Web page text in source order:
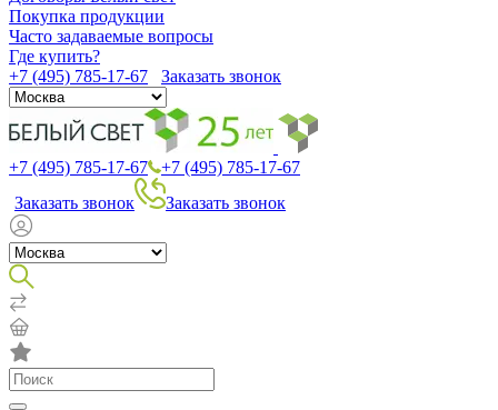
Покупка продукции
Часто задаваемые вопросы
Где купить?
+7 (495) 785-17-67
Заказать звонок
+7 (495) 785-17-67
+7 (495) 785-17-67
Заказать звонок
Заказать звонок